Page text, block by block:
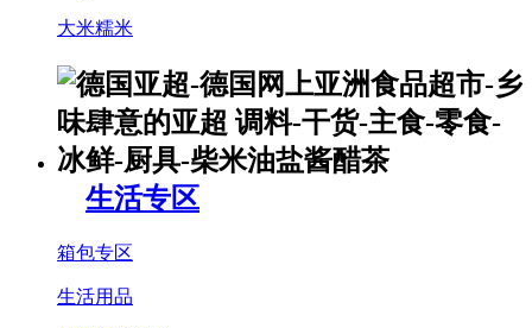
大米糯米
生活专区
箱包专区
生活用品